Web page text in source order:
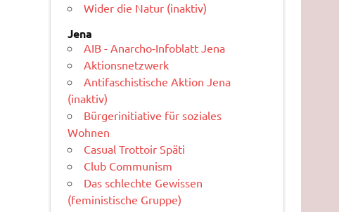
Wider die Natur (inaktiv)
Jena
AIB - Anarcho-Infoblatt Jena
Aktionsnetzwerk
Antifaschistische Aktion Jena
(inaktiv)
Bürgerinitiative für soziales
Wohnen
Casual Trottoir Späti
Club Communism
Das schlechte Gewissen
(feministische Gruppe)